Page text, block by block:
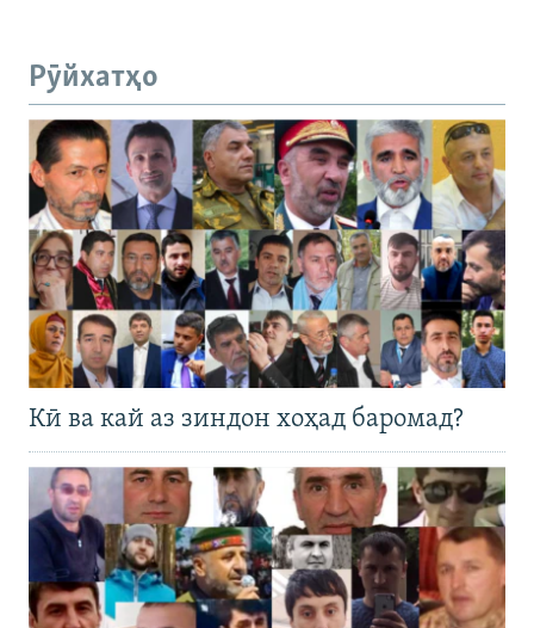
Рӯйхатҳо
Кӣ ва кай аз зиндон хоҳад баромад?